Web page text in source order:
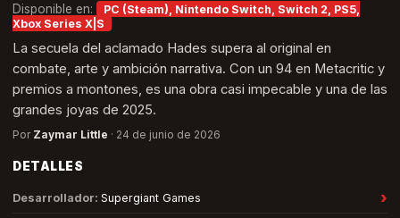
Disponible en:
PC (Steam), Nintendo Switch, Switch 2, PS5,
Xbox Series X|S
La secuela del aclamado Hades supera al original en
combate, arte y ambición narrativa. Con un 94 en Metacritic y
premios a montones, es una obra casi impecable y una de las
grandes joyas de 2025.
Por Zaymar Little · 24 de junio de 2026
DETALLES
Desarrollador: Supergiant Games ›